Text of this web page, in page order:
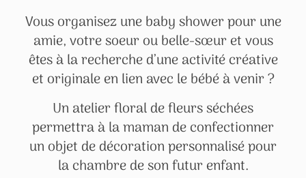
Vous organisez une baby shower pour une
amie, votre soeur ou belle-sœur et vous
êtes à la recherche d’une activité créative
et originale en lien avec le bébé à venir ?
Un atelier floral de fleurs séchées
permettra à la maman de confectionner
un objet de décoration personnalisé pour
la chambre de son futur enfant.